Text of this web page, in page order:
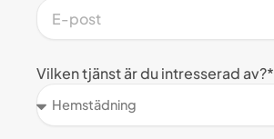
Vilken tjänst är du intresserad av?*